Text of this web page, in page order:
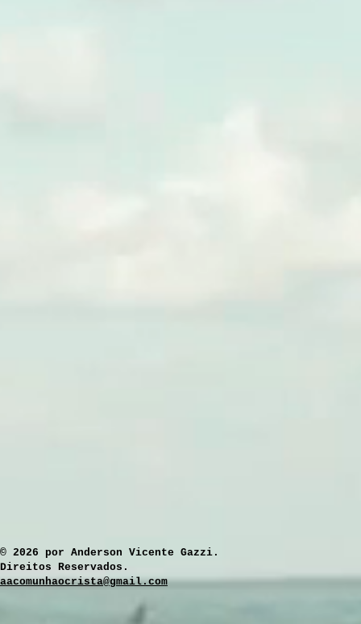
​© 2026 por Anderson Vicente Gazzi.
Direitos Reservados.
aacomunhaocrista@gmail.com